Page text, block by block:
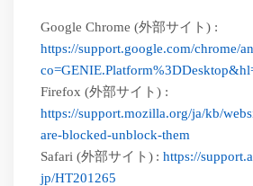
Google Chrome (外部サイト) :
https://support.google.com/chrome/
Firefox (外部サイト) :
https://support.mozilla.org/ja/kb/
are-blocked-unblock-them
Safari (外部サイト) : https://
jp/HT201265